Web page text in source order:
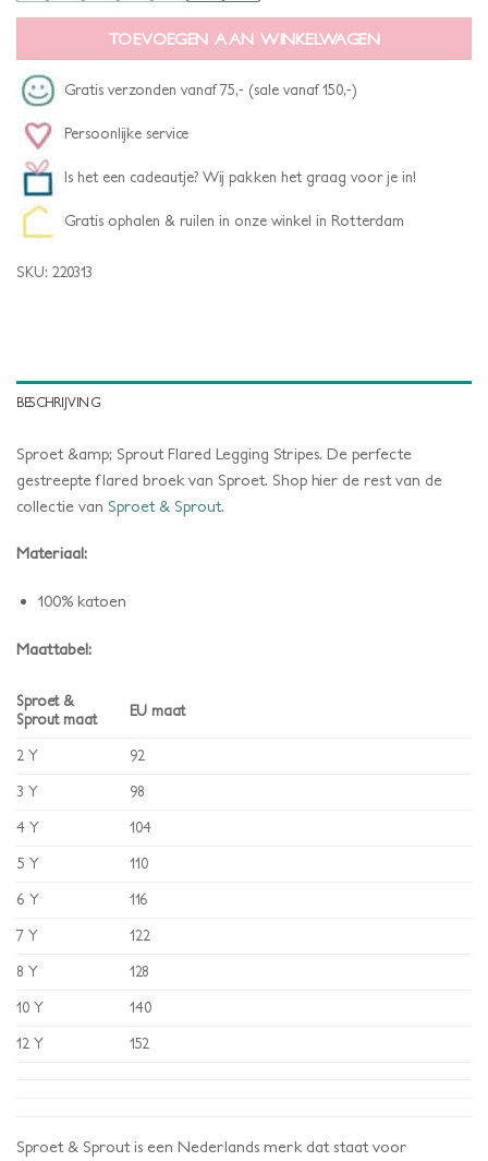
TOEVOEGEN AAN WINKELWAGEN
Gratis verzonden vanaf 75,- (sale vanaf 150,-)
Persoonlijke service
Is het een cadeautje? Wij pakken het graag voor je in!
Gratis ophalen & ruilen in onze winkel in Rotterdam
SKU: 220313
BESCHRIJVING
Sproet &amp; Sprout Flared Legging Stripes. De perfecte
gestreepte flared broek van Sproet. Shop hier de rest van de
collectie van Sproet & Sprout.
Materiaal:
100% katoen
Maattabel:
Sproet &
Sprout maat
EU maat
2 Y 92
3 Y 98
4 Y 104
5 Y 110
6 Y 116
7 Y 122
8 Y 128
10 Y 140
12 Y 152
Sproet & Sprout is een Nederlands merk dat staat voor